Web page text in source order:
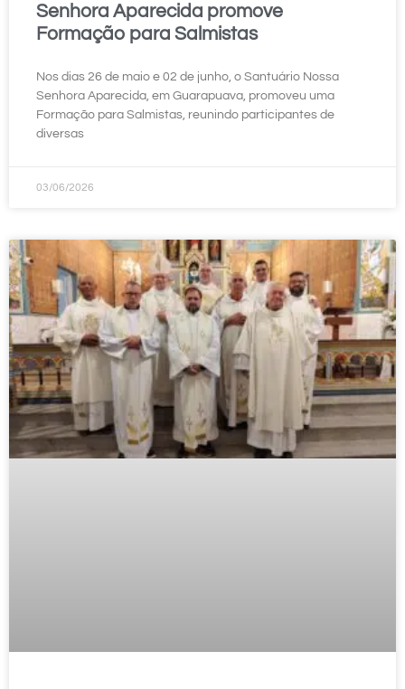
Senhora Aparecida promove
Formação para Salmistas
Nos dias 26 de maio e 02 de junho, o Santuário Nossa
Senhora Aparecida, em Guarapuava, promoveu uma
Formação para Salmistas, reunindo participantes de
diversas
03/06/2026